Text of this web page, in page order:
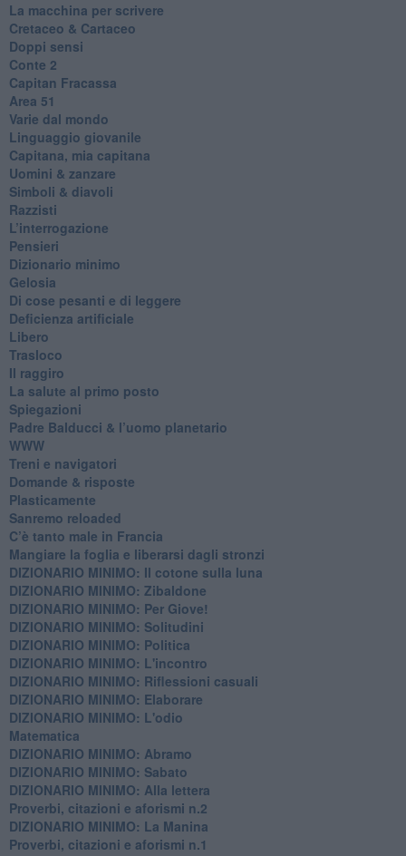
La macchina per scrivere
Cretaceo & Cartaceo
Doppi sensi
​Conte 2
​Capitan Fracassa
​Area 51
Varie dal mondo
​Linguaggio giovanile
​Capitana, mia capitana
Uomini & zanzare
​Simboli & diavoli
Razzisti
​L’interrogazione
Pensieri
​Dizionario minimo
Gelosia
Di cose pesanti e di leggere
​Deficienza artificiale
Libero
Trasloco
Il raggiro
​La salute al primo posto
Spiegazioni
Padre Balducci & l’uomo planetario
WWW
​Treni e navigatori
​Domande & risposte
​Plasticamente
Sanremo reloaded
C’è tanto male in Francia
​Mangiare la foglia e liberarsi dagli stronzi
DIZIONARIO MINIMO: Il cotone sulla luna
DIZIONARIO MINIMO: Zibaldone
DIZIONARIO MINIMO: Per Giove!
DIZIONARIO MINIMO: Solitudini
DIZIONARIO MINIMO: Politica
DIZIONARIO MINIMO: L'incontro
DIZIONARIO MINIMO: Riflessioni casuali
DIZIONARIO MINIMO: Elaborare
DIZIONARIO MINIMO: L'odio
​Matematica
DIZIONARIO MINIMO: Abramo
DIZIONARIO MINIMO: Sabato
​DIZIONARIO MINIMO: Alla lettera
Proverbi, citazioni e aforismi n.2
DIZIONARIO MINIMO: La Manina
​Proverbi, citazioni e aforismi n.1